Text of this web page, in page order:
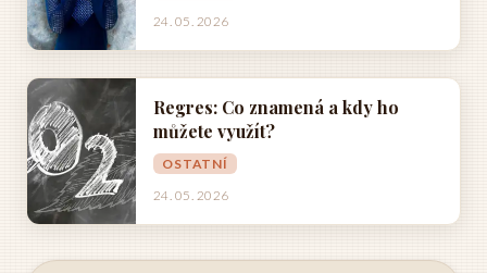
24. 05. 2026
Regres: Co znamená a kdy ho
můžete využít?
OSTATNÍ
24. 05. 2026